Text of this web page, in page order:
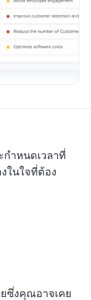
ำหนดเวลาที่
ในใจที่ต้อง
ซึ่งคุณอาจเคย